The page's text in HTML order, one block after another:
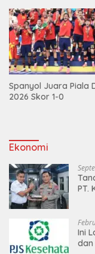
Spanyol Juara Piala
2026 Skor 1-0
Ekonomi
PT.
Ini
dan